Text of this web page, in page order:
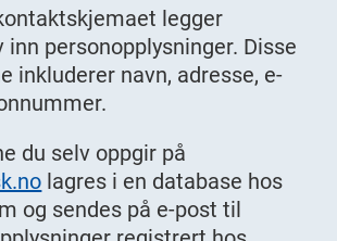
legger
inn personopplysninger. Disse
inkluderer navn, adresse, e-
du selv oppgir på
lagres i en database hos
og sendes på e-post til